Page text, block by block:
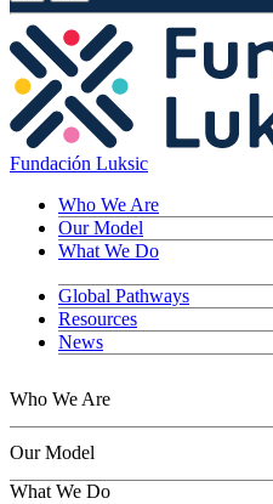
Fundación Luksic
Who We Are
Our Model
What We Do
Global Pathways
Resources
News
Who We Are
Our Model
What We Do